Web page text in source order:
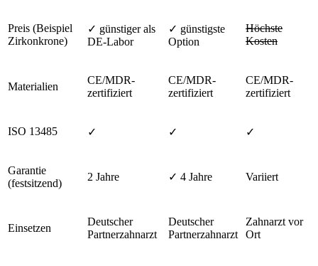
Preis (Beispiel
Zirkonkrone)
✓ günstiger als
DE-Labor
✓ günstigste
Option
Höchste
Kosten
Materialien
CE/MDR-
zertifiziert
CE/MDR-
zertifiziert
CE/MDR-
zertifiziert
ISO 13485 ✓ ✓ ✓
Garantie
(festsitzend)
2 Jahre ✓ 4 Jahre Variiert
Einsetzen
Deutscher
Partnerzahnarzt
Deutscher
Partnerzahnarzt
Zahnarzt vor
Ort